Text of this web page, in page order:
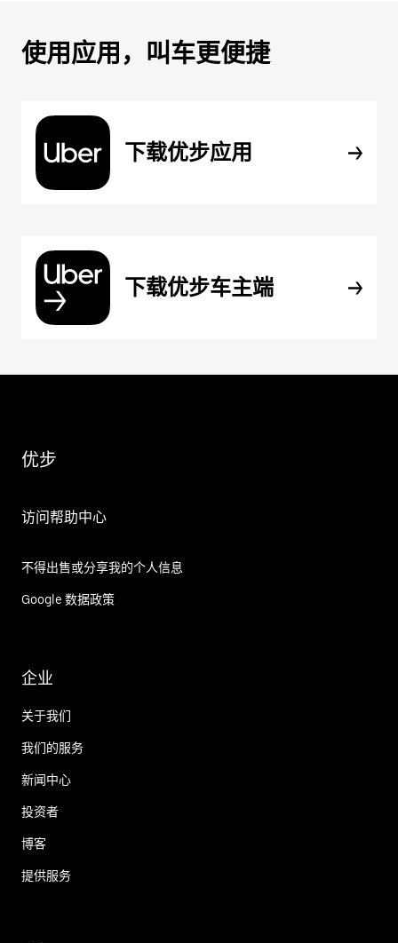
使用应用，叫车更便捷
下载优步应用
下载优步车主端
优步
访问帮助中心
不得出售或分享我的个人信息
Google 数据政策
企业
关于我们
我们的服务
新闻中心
投资者
博客
提供服务